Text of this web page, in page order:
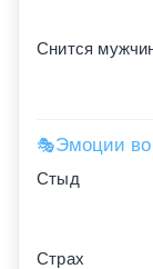
Снится
🎭Эмоции во
Стыд
Страх